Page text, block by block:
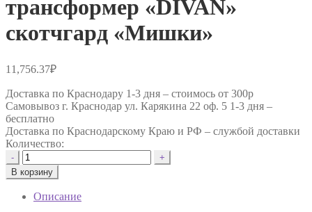
трансформер «DIVAN»
скотчгард «Мишки»
11,756.37₽
Доставка по Краснодару 1-3 дня – стоимось от 300р
Самовывоз г. Краснодар ул. Карякина 22 оф. 5 1-3 дня –
бесплатно
Доставка по Краснодарскому Краю и РФ – службой доставки
Количество:
-
Количество
товара
Модульный
диван-
трансформер
+
В корзину
Описание